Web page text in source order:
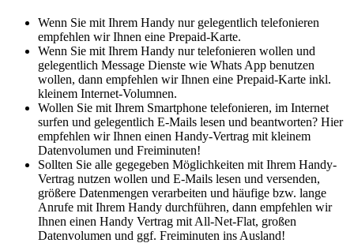
Wenn Sie mit Ihrem Handy nur gelegentlich telefonieren
empfehlen wir Ihnen eine Prepaid-Karte.
Wenn Sie mit Ihrem Handy nur telefonieren wollen und
gelegentlich Message Dienste wie Whats App benutzen
wollen, dann empfehlen wir Ihnen eine Prepaid-Karte inkl.
kleinem Internet-Volumnen.
Wollen Sie mit Ihrem Smartphone telefonieren, im Internet
surfen und gelegentlich E-Mails lesen und beantworten? Hier
empfehlen wir Ihnen einen Handy-Vertrag mit kleinem
Datenvolumen und Freiminuten!
Sollten Sie alle gegegeben Möglichkeiten mit Ihrem Handy-
Vertrag nutzen wollen und E-Mails lesen und versenden,
größere Datenmengen verarbeiten und häufige bzw. lange
Anrufe mit Ihrem Handy durchführen, dann empfehlen wir
Ihnen einen Handy Vertrag mit All-Net-Flat, großen
Datenvolumen und ggf. Freiminuten ins Ausland!